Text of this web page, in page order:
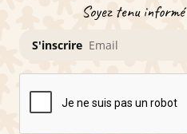
Soyez tenu
S'inscrire